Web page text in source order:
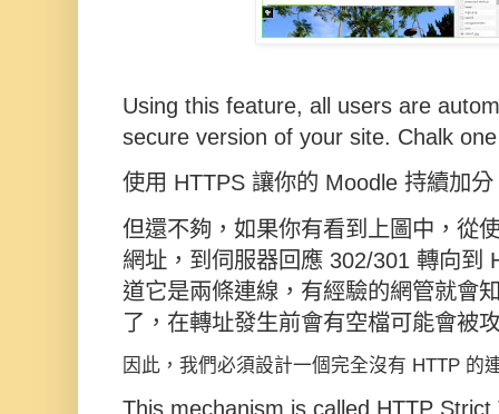
Using this feature, all users are
secure version of your site. Chalk
使用 HTTPS 讓你的 Moodle 持續加分
但還不夠，如果你有看到上圖中，從
網址，到伺服器回應 302/301 轉向到
道它是兩條連線， 有經驗的網管就會
了，在轉址發生前會有空檔可能會被
因此，我們必須設計一個完全沒有 HTTP 的
This mechanism is called HTTP